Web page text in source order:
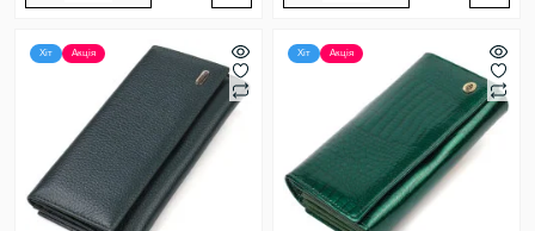
Хіт Акція Хіт Акція